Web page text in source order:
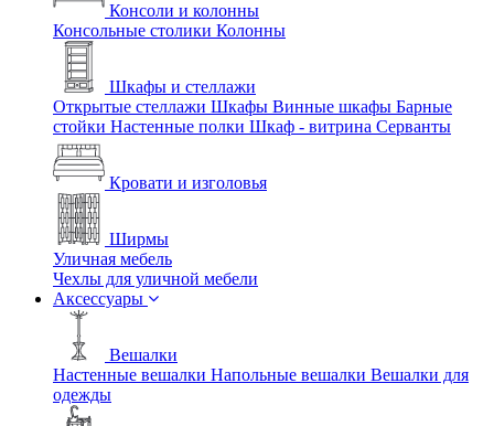
Консоли и колонны
Консольные столики Колонны
Шкафы и стеллажи
Открытые стеллажи Шкафы Винные шкафы Барные
стойки Настенные полки Шкаф - витрина Серванты
Кровати и изголовья
Ширмы
Уличная мебель
Чехлы для уличной мебели
Аксессуары
Вешалки
Настенные вешалки Напольные вешалки Вешалки для
одежды